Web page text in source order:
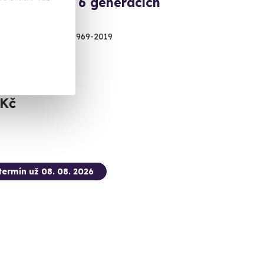
911
jeden z ročníků 1969-2019
už 08. 08. 2026